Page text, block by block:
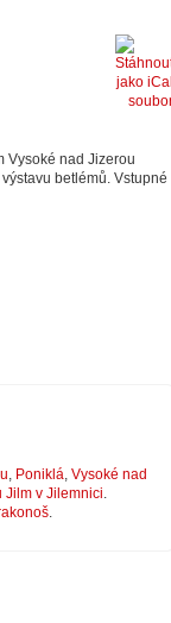
Vysoké nad Jizerou
betlémů. Vstupné
, Poniklá, Vysoké nad
Jilm v Jilemnici.
.